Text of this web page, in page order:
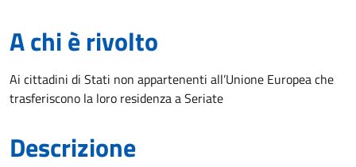
A chi è rivolto
Ai cittadini di Stati non appartenenti all’Unione Europea che
trasferiscono la loro residenza a Seriate
Descrizione